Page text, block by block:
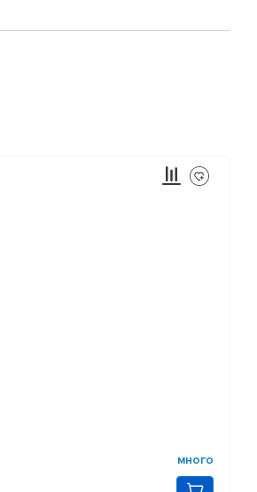
много